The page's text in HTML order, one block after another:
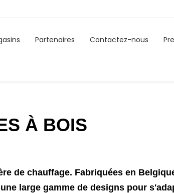
Partenaires Contactez-nous
À BOIS
de chauffage. Fabriquées en
large gamme de designs pour